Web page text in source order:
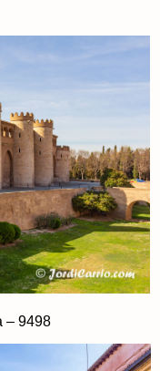
– 9498